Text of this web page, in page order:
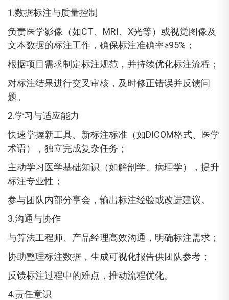
1.数据标注与质量控制
负责医学影像（如CT、MRI、X光等）或视觉图像及
文本数据的标注工作，确保标注准确率≥95%；
根据项目需求制定标注规范，并持续优化标注流程；
对标注结果进行交叉审核，及时修正错误并反馈问
题。
2.学习与适应能力
快速掌握新工具、新标注标准（如DICOM格式、医学
术语），独立完成复杂任务；
主动学习医学基础知识（如解剖学、病理学），提升
标注专业性；
参与团队内部分享会，输出标注经验或改进建议。
3.沟通与协作
与算法工程师、产品经理高效沟通，明确标注需求；
协助整理标注数据，生成可视化报告供团队参考；
反馈标注过程中的难点，推动流程优化。
4.责任意识